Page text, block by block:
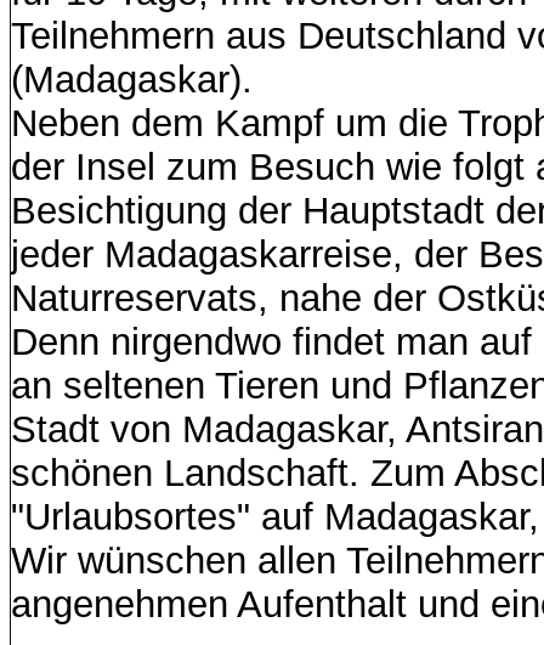
Teilnehmern aus Deutschland
(Madagaskar).
Neben dem Kampf um die
der Insel zum Besuch wie folgt
Besichtigung der Hauptstadt
jeder Madagaskarreise, der
Naturreservats, nahe der
Denn nirgendwo findet man
an seltenen Tieren und
Stadt von Madagaskar,
schönen Landschaft. Zum
"Urlaubsortes" auf
Wir wünschen allen
angenehmen Aufenthalt und